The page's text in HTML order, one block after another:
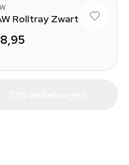
Rolltray Zwart